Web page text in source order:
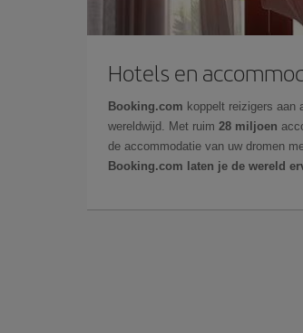
Hotels en
Booking.com koppelt reizigers aan
wereldwijd. Met ruim 28 miljoen
de accommodatie van uw dromen
Booking.com laten je de wereld